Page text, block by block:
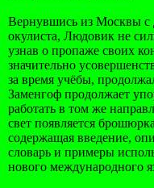
Вернувшись из Москвы с
окулиста, Людовик не
узнав о пропаже своих
значительно
за время учёбы,
Заменгоф продолжает
работать в том же
свет появляется
содержащая введение,
словарь и примеры
нового международного